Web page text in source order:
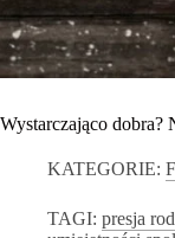
Wystarczająco dobra?
KATEGORIE:
TAGI: presja